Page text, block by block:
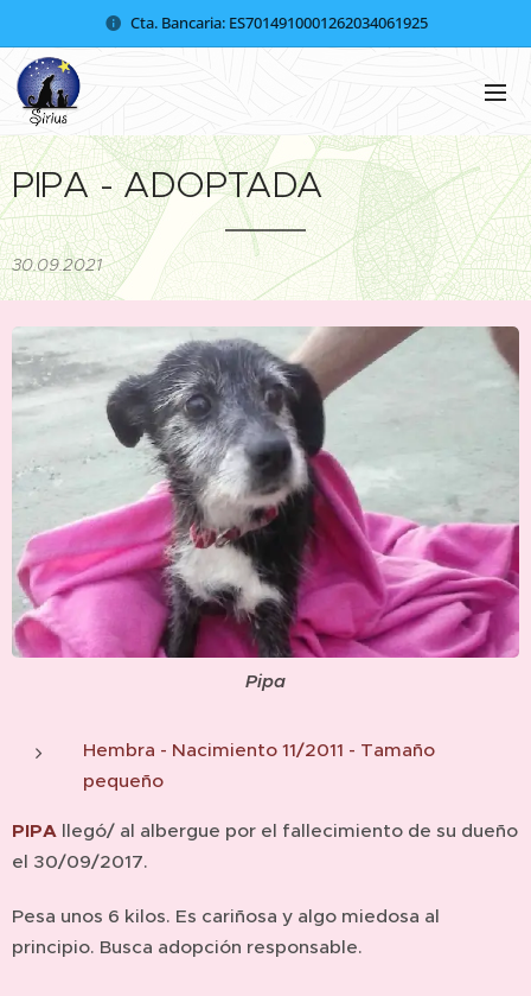
Cta. Bancaria: ES7014910001262034061925
PIPA - ADOPTADA
30.09.2021
Pipa
Hembra - Nacimiento 11/2011 - Tamaño
pequeño
PIPA llegó/ al albergue por el fallecimiento de su dueño
el 30/09/2017.
Pesa unos 6 kilos. Es cariñosa y algo miedosa al
principio. Busca adopción responsable.